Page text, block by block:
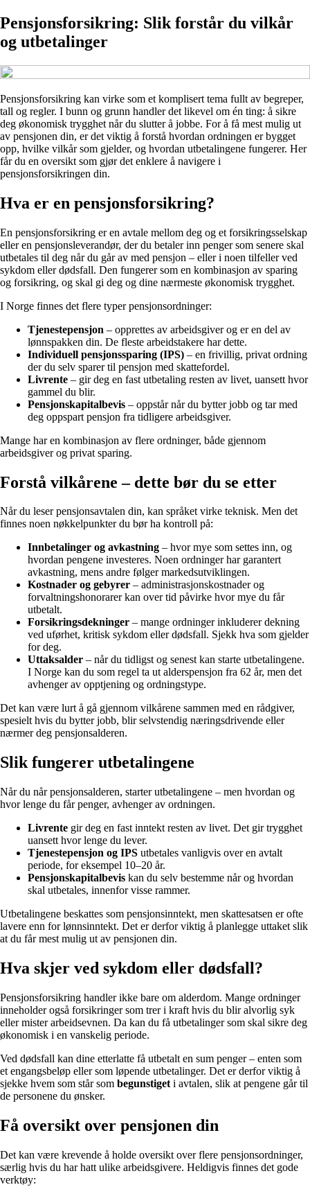
Pensjonsforsikring: Slik forstår du vilkår
og utbetalinger
Pensjonsforsikring kan virke som et komplisert tema fullt av begreper,
tall og regler. I bunn og grunn handler det likevel om én ting: å sikre
deg økonomisk trygghet når du slutter å jobbe. For å få mest mulig ut
av pensjonen din, er det viktig å forstå hvordan ordningen er bygget
opp, hvilke vilkår som gjelder, og hvordan utbetalingene fungerer. Her
får du en oversikt som gjør det enklere å navigere i
pensjonsforsikringen din.
Hva er en pensjonsforsikring?
En pensjonsforsikring er en avtale mellom deg og et forsikringsselskap
eller en pensjonsleverandør, der du betaler inn penger som senere skal
utbetales til deg når du går av med pensjon – eller i noen tilfeller ved
sykdom eller dødsfall. Den fungerer som en kombinasjon av sparing
og forsikring, og skal gi deg og dine nærmeste økonomisk trygghet.
I Norge finnes det flere typer pensjonsordninger:
Tjenestepensjon – opprettes av arbeidsgiver og er en del av
lønnspakken din. De fleste arbeidstakere har dette.
Individuell pensjonssparing (IPS) – en frivillig, privat ordning
der du selv sparer til pensjon med skattefordel.
Livrente – gir deg en fast utbetaling resten av livet, uansett hvor
gammel du blir.
Pensjonskapitalbevis – oppstår når du bytter jobb og tar med
deg oppspart pensjon fra tidligere arbeidsgiver.
Mange har en kombinasjon av flere ordninger, både gjennom
arbeidsgiver og privat sparing.
Forstå vilkårene – dette bør du se etter
Når du leser pensjonsavtalen din, kan språket virke teknisk. Men det
finnes noen nøkkelpunkter du bør ha kontroll på:
Innbetalinger og avkastning – hvor mye som settes inn, og
hvordan pengene investeres. Noen ordninger har garantert
avkastning, mens andre følger markedsutviklingen.
Kostnader og gebyrer – administrasjonskostnader og
forvaltningshonorarer kan over tid påvirke hvor mye du får
utbetalt.
Forsikringsdekninger – mange ordninger inkluderer dekning
ved uførhet, kritisk sykdom eller dødsfall. Sjekk hva som gjelder
for deg.
Uttaksalder – når du tidligst og senest kan starte utbetalingene.
I Norge kan du som regel ta ut alderspensjon fra 62 år, men det
avhenger av opptjening og ordningstype.
Det kan være lurt å gå gjennom vilkårene sammen med en rådgiver,
spesielt hvis du bytter jobb, blir selvstendig næringsdrivende eller
nærmer deg pensjonsalderen.
Slik fungerer utbetalingene
Når du når pensjonsalderen, starter utbetalingene – men hvordan og
hvor lenge du får penger, avhenger av ordningen.
Livrente gir deg en fast inntekt resten av livet. Det gir trygghet
uansett hvor lenge du lever.
Tjenestepensjon og IPS utbetales vanligvis over en avtalt
periode, for eksempel 10–20 år.
Pensjonskapitalbevis kan du selv bestemme når og hvordan
skal utbetales, innenfor visse rammer.
Utbetalingene beskattes som pensjonsinntekt, men skattesatsen er ofte
lavere enn for lønnsinntekt. Det er derfor viktig å planlegge uttaket slik
at du får mest mulig ut av pensjonen din.
Hva skjer ved sykdom eller dødsfall?
Pensjonsforsikring handler ikke bare om alderdom. Mange ordninger
inneholder også forsikringer som trer i kraft hvis du blir alvorlig syk
eller mister arbeidsevnen. Da kan du få utbetalinger som skal sikre deg
økonomisk i en vanskelig periode.
Ved dødsfall kan dine etterlatte få utbetalt en sum penger – enten som
et engangsbeløp eller som løpende utbetalinger. Det er derfor viktig å
sjekke hvem som står som begunstiget i avtalen, slik at pengene går til
de personene du ønsker.
Få oversikt over pensjonen din
Det kan være krevende å holde oversikt over flere pensjonsordninger,
særlig hvis du har hatt ulike arbeidsgivere. Heldigvis finnes det gode
verktøy: